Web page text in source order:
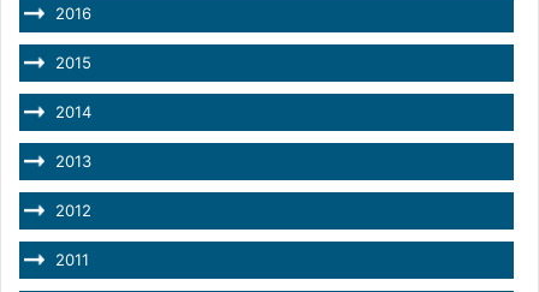
2016
2015
2014
2013
2012
2011